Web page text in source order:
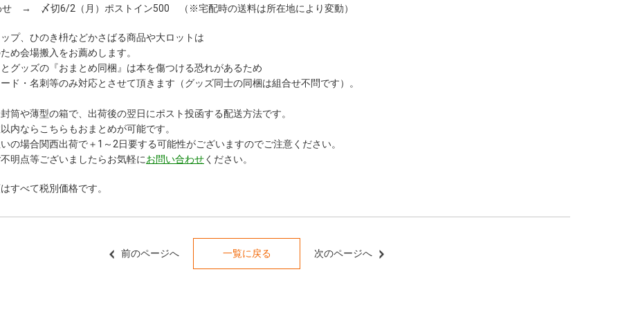
せ → 〆切6/2（月）ポストイン500 （※宅配時の送料は所在地により変動）
プ、ひのき枡などかさばる商品や大ロットは
め会場搬入をお薦めします。
グッズの『おまとめ同梱』は本を傷つける恐れがあるため
ド・名刺等のみ対応とさせて頂きます（グッズ同士の同梱は組合せ不問です）。
筒や薄型の箱で、出荷後の翌日にポスト投函する配送方法です。
内ならこちらもおまとめが可能です。
の場合関西出荷で＋1～2日要する可能性がございますのでご注意ください。
明点等ございましたらお気軽にお問い合わせください。
すべて税別価格です。
前のページへ 一覧に戻る 次のページへ